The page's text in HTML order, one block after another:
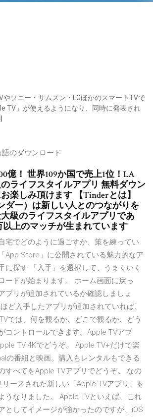
やソニー・サムスン・LGほかのスマートTVで
TV」が使えるようになり、同時に発表され
のダウンロード
億！ 世界109か国で売上1位！LA
ライフスタイルアプリ 無料ダウン
楽しみ頂けます 【Tinderとは】
ダー）は新しい人とのつながりを
級のライフスタイルアプリであ
以上のマッチが生まれています
宅でどのように過ごすか、策を練ってい
App Store」に公開されている魅力的なア
に探す 「入手」を選択して、うまくいく
ードが始まります。 ホーム画面に戻っ
プリが追加されているか確認しましょ
ど入手したアプリが追加されていれば、
では、何を観るか、どこで観るか、どう
コントロールできます。Apple TVアプ
TV 4Kでどうぞ。 Apple TV+だけで楽
の番組と映画。購入もレンタルもできる
すべてをApple TVアプリでどうぞ。 なの
リースされた新しい「Apple TVアプリ」を
うなりました。 Apple TVといえば、これ
としてイメージが強かったのですが、iOS